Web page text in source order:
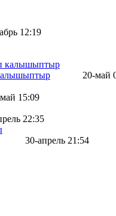
12:19
20-май
15:09
22:35
30-апрель 21:54